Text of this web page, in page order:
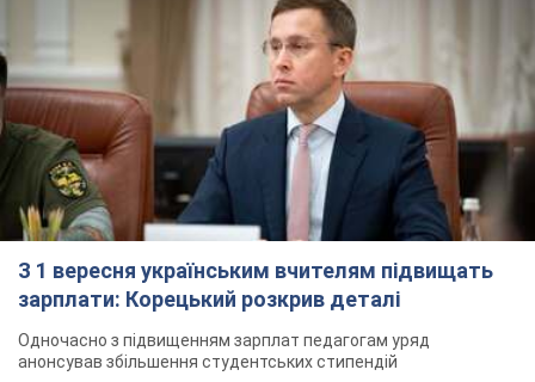
З 1 вересня українським вчителям підвищать
зарплати: Корецький розкрив деталі
Одночасно з підвищенням зарплат педагогам уряд
анонсував збільшення студентських стипендій